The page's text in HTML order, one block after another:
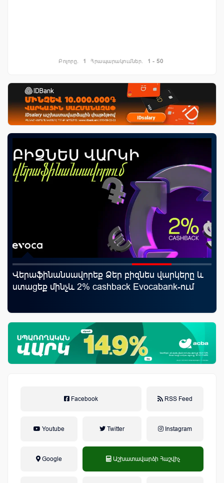
Բոլորը. 1 Հրապարակումներ. 1 - 50
Վերաֆինանսավորեք Ձեր բիզնես վարկերը և
ստացեք մինչև 2% cashback Evocabank-ում
Facebook RSS Feed
Youtube Twitter Instagram
Google Աշխատավարձի Հաշվիչ